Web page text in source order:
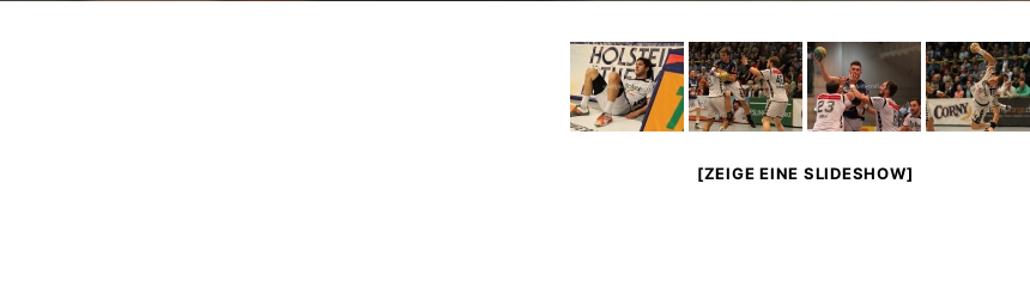
[ZEIGE EINE SLIDESHOW]